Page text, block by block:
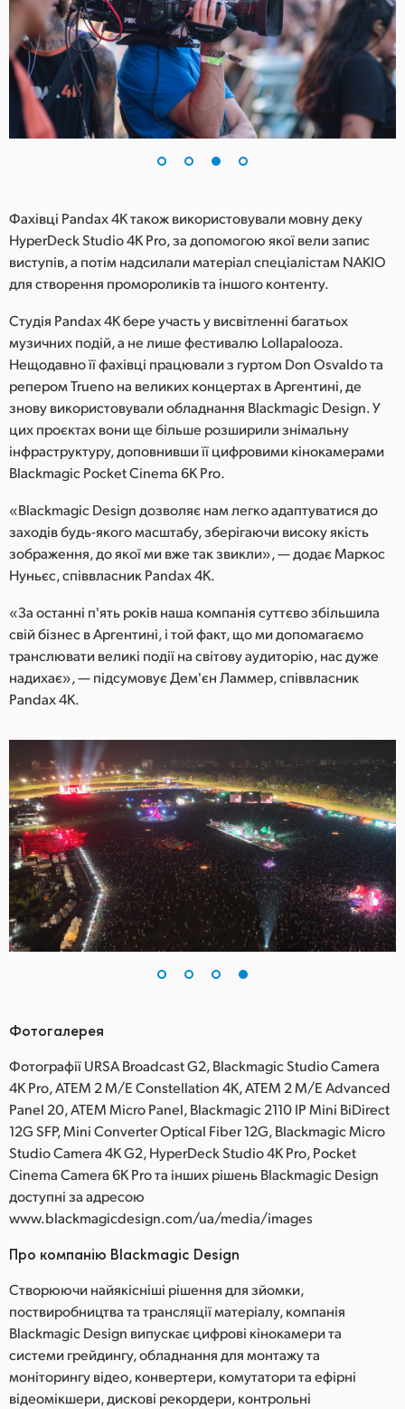
Фахівці Pandax 4K також використовували мовну деку
HyperDeck Studio 4K Pro, за допомогою якої вели запис
виступів, а потім надсилали матеріал спеціалістам NAKIO
для створення промороликів та іншого контенту.
Студія Pandax 4K бере участь у висвітленні багатьох
музичних подій, а не лише фестивалю Lollapalooza.
Нещодавно її фахівці працювали з гуртом Don Osvaldo та
репером Trueno на великих концертах в Аргентині, де
знову використовували обладнання Blackmagic Design. У
цих проєктах вони ще більше розширили знімальну
інфраструктуру, доповнивши її цифровими кінокамерами
Blackmagic Pocket Cinema 6K Pro.
«Blackmagic Design дозволяє нам легко адаптуватися до
заходів будь-якого масштабу, зберігаючи високу якість
зображення, до якої ми вже так звикли», — додає Маркос
Нуньєс, співвласник Pandax 4K.
«За останні п'ять років наша компанія суттєво збільшила
свій бізнес в Аргентині, і той факт, що ми допомагаємо
транслювати великі події на світову аудиторію, нас дуже
надихає», — підсумовує Дем'єн Ламмер, співвласник
Pandax 4K.
Фотогалерея
Фотографії URSA Broadcast G2, Blackmagic Studio Camera
4K Pro, ATEM 2 M/E Constellation 4K, ATEM 2 M/E Advanced
Panel 20, ATEM Micro Panel, Blackmagic 2110 IP Mini BiDirect
12G SFP, Mini Converter Optical Fiber 12G, Blackmagic Micro
Studio Camera 4K G2, HyperDeck Studio 4K Pro, Pocket
Cinema Camera 6K Pro та інших рішень Blackmagic Design
доступні за адресою
www.blackmagicdesign.com/ua/media/images
Про компанію Blackmagic Design
Створюючи найякісніші рішення для зйомки,
поствиробництва та трансляції матеріалу, компанія
Blackmagic Design випускає цифрові кінокамери та
системи грейдингу, обладнання для монтажу та
моніторингу відео, конвертери, комутатори та ефірні
відеомікшери, дискові рекордери, контрольні